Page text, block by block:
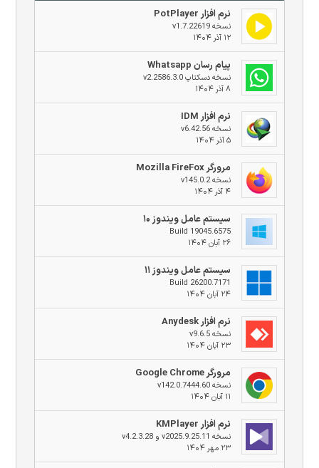
نرم افزار PotPlayer
نسخه v1.7.22619
۱۲ آذر ۱۴۰۴
پیام رسان Whatsapp
نسخه دسکتاپ v2.2586.3.0
۸ آذر ۱۴۰۴
نرم افزار IDM
نسخه v6.42.56
۵ آذر ۱۴۰۴
مرورگر Mozilla FireFox
نسخه v145.0.2
۴ آذر ۱۴۰۴
سیستم عامل ویندوز ۱۰
Build 19045.6575
۲۶ آبان ۱۴۰۴
سیستم عامل ویندوز ۱۱
Build 26200.7171
۲۴ آبان ۱۴۰۴
نرم افزار Anydesk
نسخه v9.6.5
۲۳ آبان ۱۴۰۴
مرورگر Google Chrome
نسخه v142.0.7444.60
۱۱ آبان ۱۴۰۴
نرم افزار KMPlayer
نسخه v2025.9.25.11 و v4.2.3.28
۲۳ مهر ۱۴۰۴